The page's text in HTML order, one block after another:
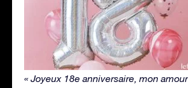
« Joyeux 18e anniversaire, mon